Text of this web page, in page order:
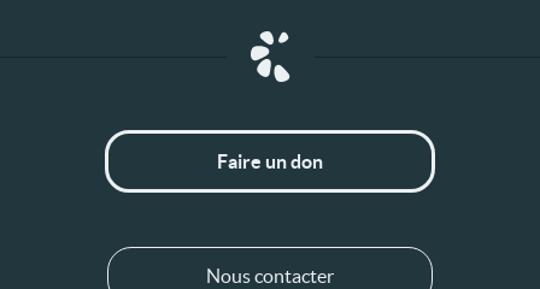
Faire un don
Nous contacter